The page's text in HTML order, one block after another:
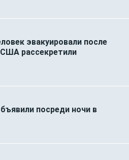
эвакуировали после
рассекретили
посреди ночи в